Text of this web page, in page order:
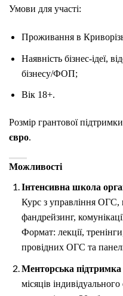
Умови для участі:
Проживання в
Наявність бізнес-ідеї,
бізнесу/ФОП;
Вік 18+.
Розмір грантової
євро.
Можливості
Інтенсивна школа
Курс з управління ОГС,
фандрейзинг,
Формат: лекції,
провідних ОГС та
Менторська підтримка
місяців